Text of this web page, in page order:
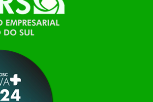
da Informação do Alto Vale do
no dia 21 de julho, o evento
NIAVI, reunindo empresas de
região para uma noite de
de novas iniciativas para o setor. O
em Rio…